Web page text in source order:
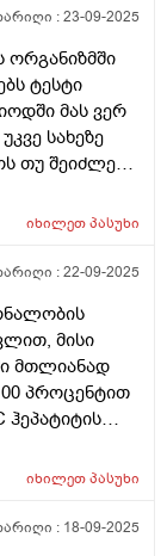
:23-09-2025
ორგანიზმში
ტესტი
მას ვერ
სახეზე
თუ შეიძლება
მას
ვირუსები
დადებითია?
ვირუსი
თუ კი
იხილეთპასუხი
:22-09-2025
მისი
მთლიანად
პროცენტით
გადადიან
დროის
იხილეთპასუხი
: 18-09-2025